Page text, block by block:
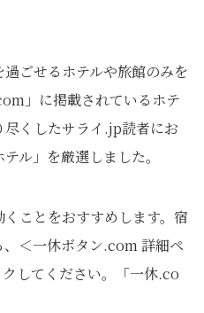
ごせるホテルや旅館のみを
」に掲載されているホテ
くしたサライ.jp読者にお
ル」を厳選しました。
ことをおすすめします。宿
＜一休ボタン.com 詳細ペ
してください。「一休.co